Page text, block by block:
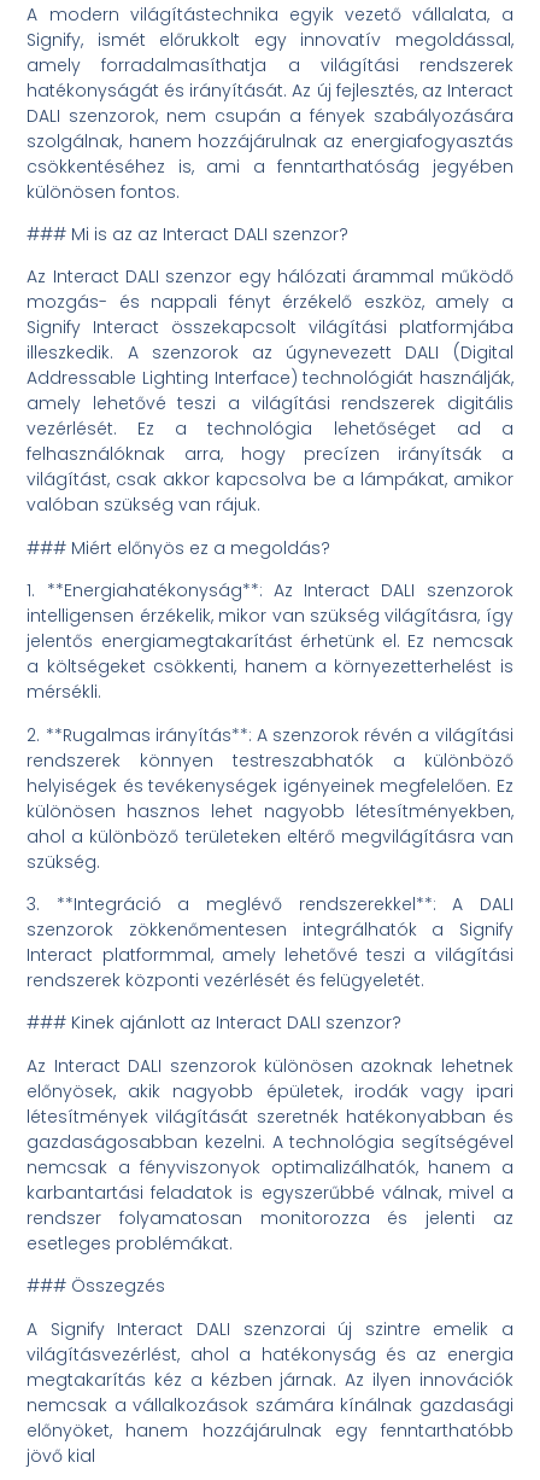
A modern világítástechnika egyik vezető vállalata, a
Signify, ismét előrukkolt egy innovatív megoldással,
amely forradalmasíthatja a világítási rendszerek
hatékonyságát és irányítását. Az új fejlesztés, az Interact
DALI szenzorok, nem csupán a fények szabályozására
szolgálnak, hanem hozzájárulnak az energiafogyasztás
csökkentéséhez is, ami a fenntarthatóság jegyében
különösen fontos.
### Mi is az az Interact DALI szenzor?
Az Interact DALI szenzor egy hálózati árammal működő
mozgás- és nappali fényt érzékelő eszköz, amely a
Signify Interact összekapcsolt világítási platformjába
illeszkedik. A szenzorok az úgynevezett DALI (Digital
Addressable Lighting Interface) technológiát használják,
amely lehetővé teszi a világítási rendszerek digitális
vezérlését. Ez a technológia lehetőséget ad a
felhasználóknak arra, hogy precízen irányítsák a
világítást, csak akkor kapcsolva be a lámpákat, amikor
valóban szükség van rájuk.
### Miért előnyös ez a megoldás?
1. **Energiahatékonyság**: Az Interact DALI szenzorok
intelligensen érzékelik, mikor van szükség világításra, így
jelentős energiamegtakarítást érhetünk el. Ez nemcsak
a költségeket csökkenti, hanem a környezetterhelést is
mérsékli.
2. **Rugalmas irányítás**: A szenzorok révén a világítási
rendszerek könnyen testreszabhatók a különböző
helyiségek és tevékenységek igényeinek megfelelően. Ez
különösen hasznos lehet nagyobb létesítményekben,
ahol a különböző területeken eltérő megvilágításra van
szükség.
3. **Integráció a meglévő rendszerekkel**: A DALI
szenzorok zökkenőmentesen integrálhatók a Signify
Interact platformmal, amely lehetővé teszi a világítási
rendszerek központi vezérlését és felügyeletét.
### Kinek ajánlott az Interact DALI szenzor?
Az Interact DALI szenzorok különösen azoknak lehetnek
előnyösek, akik nagyobb épületek, irodák vagy ipari
létesítmények világítását szeretnék hatékonyabban és
gazdaságosabban kezelni. A technológia segítségével
nemcsak a fényviszonyok optimalizálhatók, hanem a
karbantartási feladatok is egyszerűbbé válnak, mivel a
rendszer folyamatosan monitorozza és jelenti az
esetleges problémákat.
### Összegzés
A Signify Interact DALI szenzorai új szintre emelik a
világításvezérlést, ahol a hatékonyság és az energia
megtakarítás kéz a kézben járnak. Az ilyen innovációk
nemcsak a vállalkozások számára kínálnak gazdasági
előnyöket, hanem hozzájárulnak egy fenntarthatóbb
jövő kial